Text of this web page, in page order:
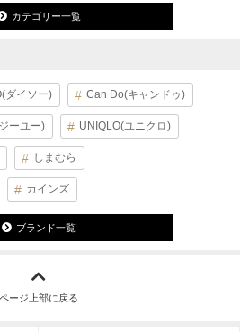
カテゴリー一覧
ダイソー) Can Do(キャンドゥ)
ーユー) UNIQLO(ユニクロ)
しまむら
カインズ
ブランド一覧
ページ上部に戻る